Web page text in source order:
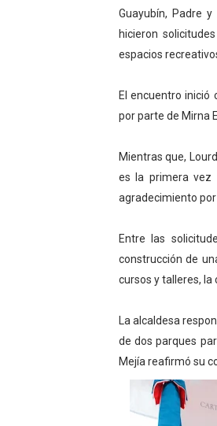
Guayubín, Padre
hicieron
espacios
El encuentro inició
por parte de Mirna
Mientras que,
es la primera vez
agradecimiento por
Entre las
construcción de
cursos y talleres, la
La alcaldesa
de dos parques
Mejía reafirmó su